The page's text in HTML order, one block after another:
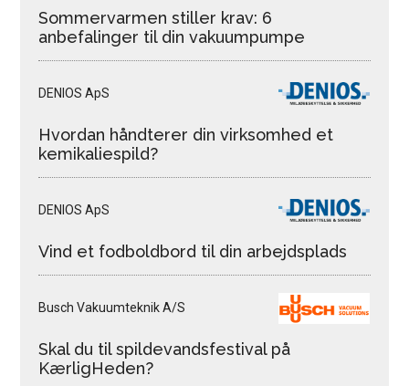
Sommervarmen stiller krav: 6
anbefalinger til din vakuumpumpe
DENIOS ApS
Hvordan håndterer din virksomhed et
kemikaliespild?
DENIOS ApS
Vind et fodboldbord til din arbejdsplads
Busch Vakuumteknik A/S
Skal du til spildevandsfestival på
KærligHeden?